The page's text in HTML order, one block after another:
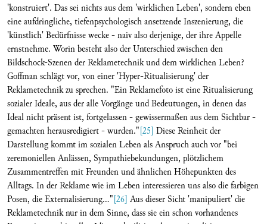
'konstruiert'. Das sei nichts aus dem 'wirklichen Leben', sondern eben
eine aufdringliche, tiefenpsychologisch ansetzende Inszenierung, die
'künstlich' Bedürfnisse wecke - naiv also derjenige, der ihre Appelle
ernstnehme. Worin besteht also der Unterschied zwischen den
Bildschock-Szenen der Reklametechnik und dem wirklichen Leben?
Goffman schlägt vor, von einer 'Hyper-Ritualisierung' der
Reklametechnik zu sprechen. "Ein Reklamefoto ist eine Ritualisierung
sozialer Ideale, aus der alle Vorgänge und Bedeutungen, in denen das
Ideal nicht präsent ist, fortgelassen - gewissermaßen aus dem Sichtbar -
gemachten herausredigiert - wurden."[25] Diese Reinheit der
Darstellung kommt im sozialen Leben als Anspruch auch vor "bei
zeremoniellen Anlässen, Sympathiebekundungen, plötzlichem
Zusammentreffen mit Freunden und ähnlichen Höhepunkten des
Alltags. In der Reklame wie im Leben interessieren uns also die farbigen
Posen, die Externalisierung..."[26] Aus dieser Sicht 'manipuliert' die
Reklametechnik nur in dem Sinne, dass sie ein schon vorhandenes